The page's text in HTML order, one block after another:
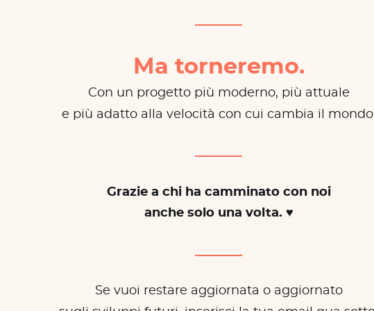
Ma torneremo.
Con un progetto più moderno, più attuale
e più adatto alla velocità con cui cambia il
Grazie a chi ha camminato con noi
anche solo una volta. ♥
Se vuoi restare aggiornata o aggiornato